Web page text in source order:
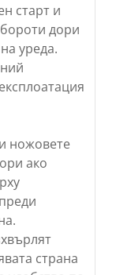
старт и
дори
уреда.
ножовете
ако
страна